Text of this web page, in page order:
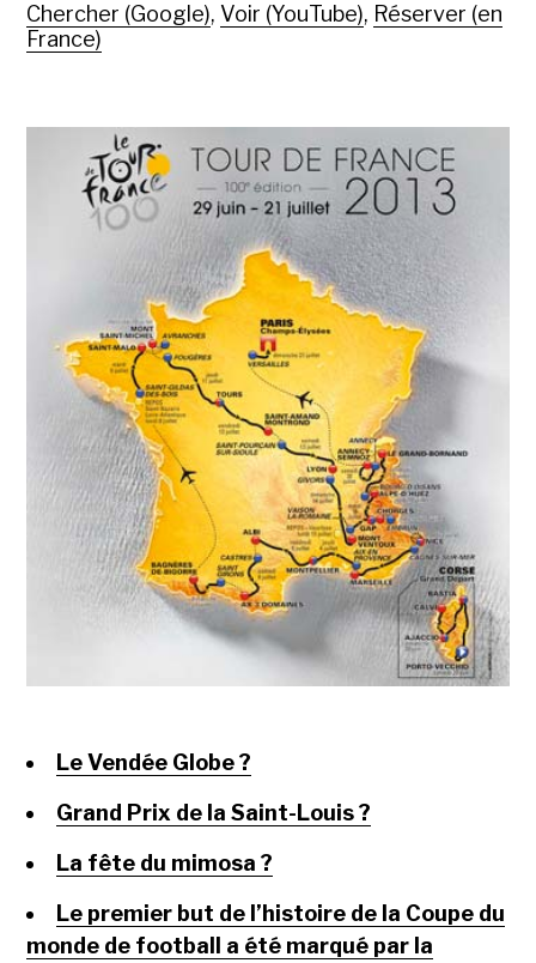
Chercher (Google), Voir (YouTube), Réserver (en
France)
Le Vendée Globe ?
Grand Prix de la Saint-Louis ?
La fête du mimosa ?
Le premier but de l’histoire de la Coupe du
monde de football a été marqué par la